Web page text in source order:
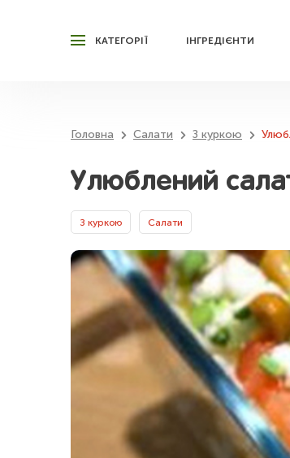
КАТЕГОРІЇ ІНГРЕДІЄНТИ
Головна Салати З куркою
Улюблений
З куркою Салати